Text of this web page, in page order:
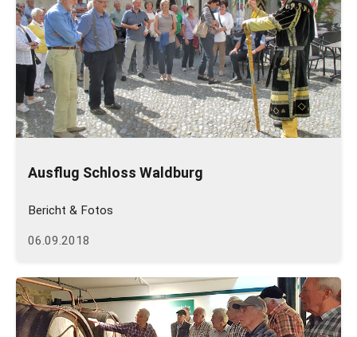
Ausflug Schloss Waldburg
Bericht & Fotos
06.09.2018